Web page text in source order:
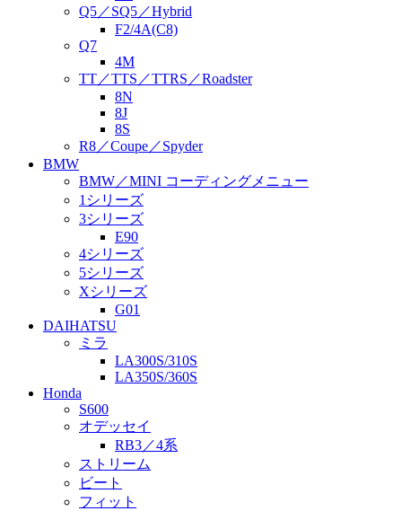
Q5／SQ5／Hybrid
F2/4A(C8)
Q7
4M
TT／TTS／TTRS／Roadster
8N
8J
8S
R8／Coupe／Spyder
BMW
BMW／MINI コーディングメニュー
1シリーズ
3シリーズ
E90
4シリーズ
5シリーズ
Xシリーズ
G01
DAIHATSU
ミラ
LA300S/310S
LA350S/360S
Honda
S600
オデッセイ
RB3／4系
ストリーム
ビート
フィット